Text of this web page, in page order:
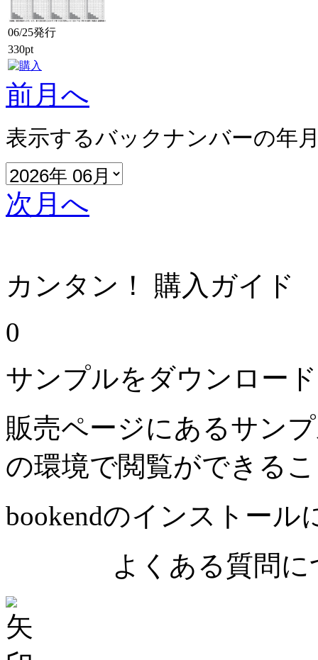
06/25発行
330pt
前月へ
表示するバックナンバーの年
次月へ
カンタン！ 購入ガイド
0
サンプルをダウンロー
販売ページにあるサン
の環境で閲覧ができる
bookendのインストール
よくある質問に